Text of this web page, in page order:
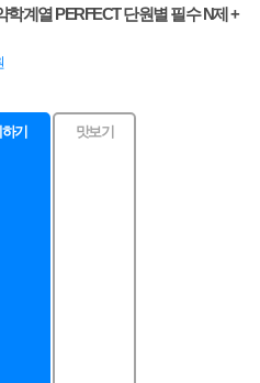
학계열 PERFECT 단원별 필수 N제 +
기 맛보기